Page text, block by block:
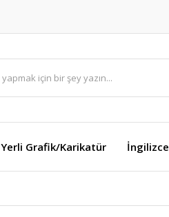
Yerli Grafik/Karikatür İngilizce